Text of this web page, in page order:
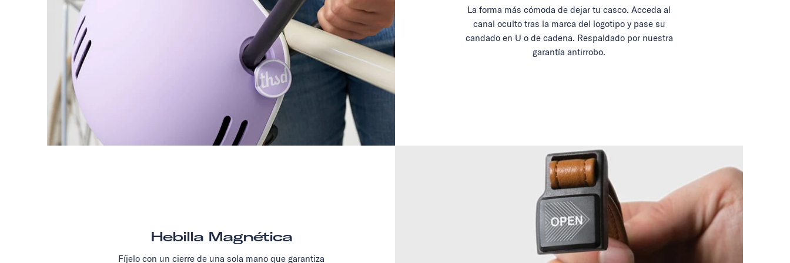
La forma más cómoda de dejar tu casco. Acceda al
canal oculto tras la marca del logotipo y pase su
candado en U o de cadena. Respaldado por nuestra
garantía antirrobo.
Hebilla Magnética
Fíjelo con un cierre de una sola mano que garantiza